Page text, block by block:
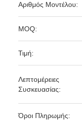
Αριθμός Μοντέλου:
MOQ:
Τιμή:
Λεπτομέρειες
Συσκευασίας:
Όροι Πληρωμής: